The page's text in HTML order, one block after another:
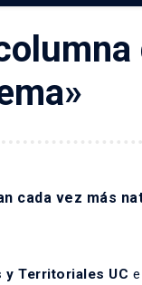
cada vez más
Territoriales UC e